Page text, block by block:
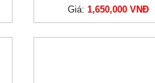
Giá:1,650,000 VNĐ